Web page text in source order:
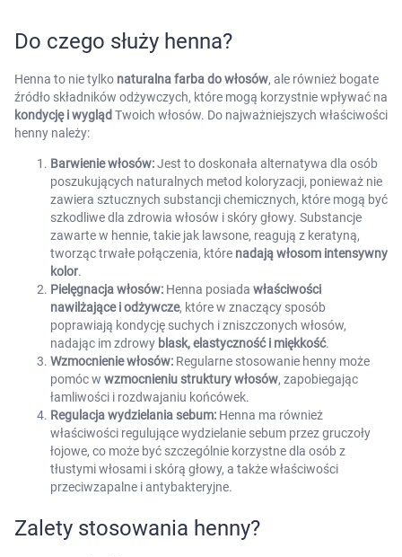
Do czego służy henna?
Henna to nie tylko naturalna farba do włosów, ale również bogate
źródło składników odżywczych, które mogą korzystnie wpływać na
kondycję i wygląd Twoich włosów. Do najważniejszych właściwości
henny należy:
Barwienie włosów:Jest to doskonała alternatywa dla osób
poszukujących naturalnych metod koloryzacji, ponieważ nie
zawiera sztucznych substancji chemicznych, które mogą być
szkodliwe dla zdrowia włosów i skóry głowy. Substancje
zawarte w hennie, takie jak lawsone, reagują z keratyną,
tworząc trwałe połączenia, które nadają włosom intensywny
kolor.
Pielęgnacja włosów: Henna posiada właściwości
nawilżające i odżywcze, które w znaczący sposób
poprawiają kondycję suchych i zniszczonych włosów,
nadając im zdrowy blask, elastyczność i miękkość.
Wzmocnienie włosów: Regularne stosowanie henny może
pomóc w wzmocnieniu struktury włosów, zapobiegając
łamliwości i rozdwajaniu końcówek.
Regulacja wydzielania sebum: Henna ma również
właściwości regulujące wydzielanie sebum przez gruczoły
łojowe, co może być szczególnie korzystne dla osób z
tłustymi włosami i skórą głowy, a także właściwości
przeciwzapalne i antybakteryjne.
Zalety stosowania henny?